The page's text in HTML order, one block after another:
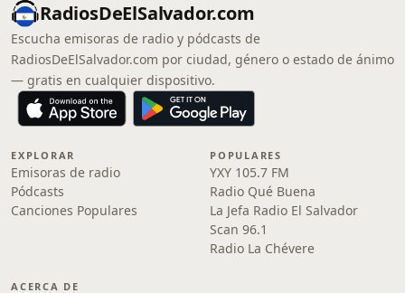
RadiosDeElSalvador.com
Escucha emisoras de radio y pódcasts de
RadiosDeElSalvador.com por ciudad, género o estado de ánimo
— gratis en cualquier dispositivo.
EXPLORAR
Emisoras de radio
Pódcasts
Canciones Populares
POPULARES
YXY 105.7 FM
Radio Qué Buena
La Jefa Radio El Salvador
Scan 96.1
Radio La Chévere
ACERCA DE